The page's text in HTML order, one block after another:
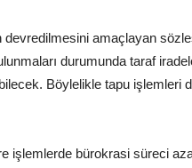
devredilmesini amaçlayan
durumunda taraf
Böylelikle tapu işlemleri
işlemlerde bürokrasi süreci